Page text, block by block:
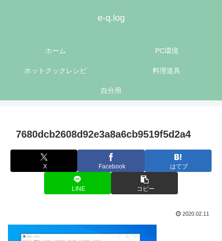
e-q.log
ホーム PC環境
ホットクックレシピ 料理道具
自分用
7680dcb2608d92e3a8a6cb9519f5d2a4
X Facebook はてブ
LINE コピー
2020.02.11